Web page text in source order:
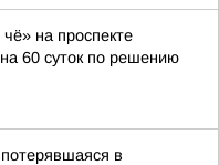
на проспекте
60 суток по решению
в